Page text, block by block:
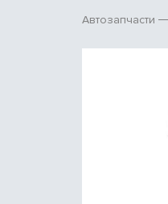
Автозапчасти